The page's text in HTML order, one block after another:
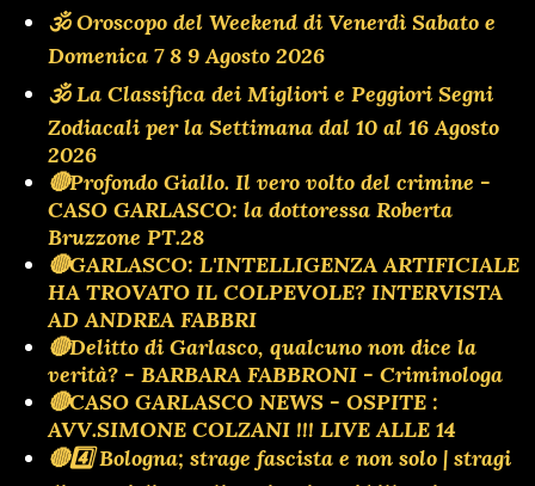
🕉 Oroscopo del Weekend di Venerdì Sabato e
Domenica 7 8 9 Agosto 2026
🕉 La Classifica dei Migliori e Peggiori Segni
Zodiacali per la Settimana dal 10 al 16 Agosto
2026
🔴Profondo Giallo. Il vero volto del crimine -
CASO GARLASCO: la dottoressa Roberta
Bruzzone PT.28
🔴GARLASCO: L'INTELLIGENZA ARTIFICIALE
HA TROVATO IL COLPEVOLE? INTERVISTA
AD ANDREA FABBRI
🔴Delitto di Garlasco, qualcuno non dice la
verità? - BARBARA FABBRONI - Criminologa
🔴CASO GARLASCO NEWS - OSPITE :
AVV.SIMONE COLZANI !!! LIVE ALLE 14
🔴4️⃣ Bologna; strage fascista e non solo | stragi